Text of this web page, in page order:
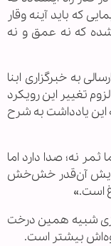
که باید آینه وقار
شده که نه عمق و نه
به خبرگزاری ابنا
تغییر این رویکرد
این یادداشت به شرح
ثمر نه؛ صدا دارد اما
آن‌قدر خش‌خش
است.»
شبیه همین درخت
بیشتر است.